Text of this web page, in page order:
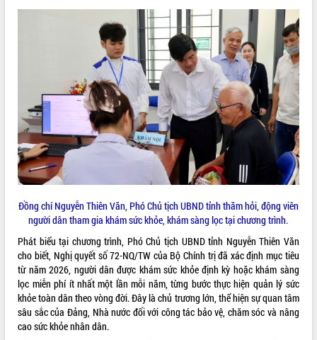
Thường trực HĐND tỉnh Đắk Lắk gặp
mặt Đoàn chuyên gia y tế TP. Hồ Chí
Lễ truy điệu và an táng hài cốt liệt sĩ
tại Nghĩa trang Liệt sĩ xã Sơn Hòa
Bàn giải pháp tháo gỡ khó khăn trong
xuất khẩu sầu riêng và triển khai quy
định EUDR
Thứ trưởng Bộ Nông nghiệp và Môi
trường Nguyễn Hoàng Hiệp khảo sát
vùng trồng và doanh nghiệp đóng gói
Trình diễn nghệ thuật chế biến các
món ăn từ sầu riêng
Đắk Lắk công bố Quy hoạch và xúc
tiến đầu tư tỉnh
Ngành cá ngừ Đắk Lắk chủ động thích
ứng để giữ vững thị trường xuất khẩu
Diễn đàn Kinh tế tư nhân Việt Nam đột
phá cơ chế - Hợp tác công tư
13338
66099006
Đồng chí Nguyễn Thiên Văn, Phó Chủ tịch UBND tỉnh thăm hỏi, động viên
người dân tham gia khám sức khỏe, khám sàng lọc tại chương trình.
Phát biểu tại chương trình, Phó Chủ tịch UBND tỉnh Nguyễn Thiên Văn
cho biết, Nghị quyết số 72-NQ/TW của Bộ Chính trị đã xác định mục tiêu
từ năm 2026, người dân được khám sức khỏe định kỳ hoặc khám sàng
lọc miễn phí ít nhất một lần mỗi năm, từng bước thực hiện quản lý sức
khỏe toàn dân theo vòng đời. Đây là chủ trương lớn, thể hiện sự quan tâm
sâu sắc của Đảng, Nhà nước đối với công tác bảo vệ, chăm sóc và nâng
cao sức khỏe nhân dân.